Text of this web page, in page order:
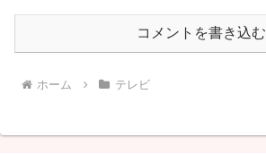
コメントを書き込む
ホーム テレビ